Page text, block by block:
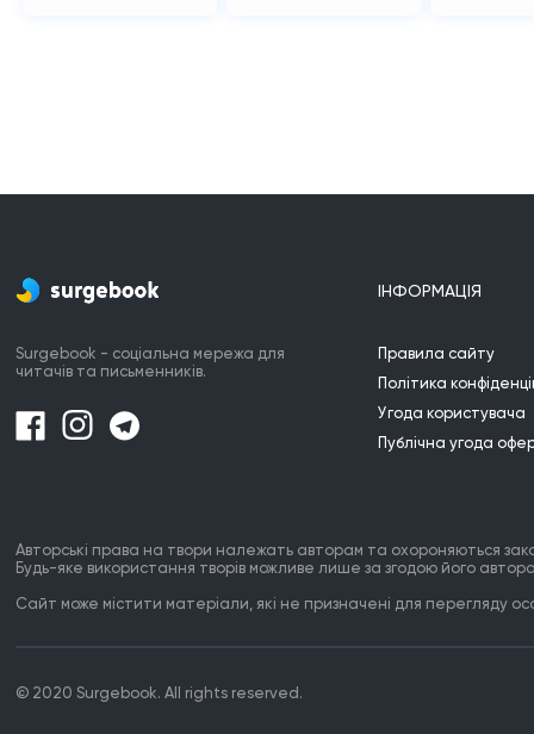
Surgebook - соціальна мережа для
читачів та письменників.
ІНФОРМАЦІЯ
Правила сайту
Політика
Угода користувача
Публічна угода
Авторські права на твори належать авторам та охороняються
Будь-яке використання творів можливе лише за згодою його
Сайт може містити матеріали, які не призначені для перегляду
© 2020 Surgebook. All rights reserved.